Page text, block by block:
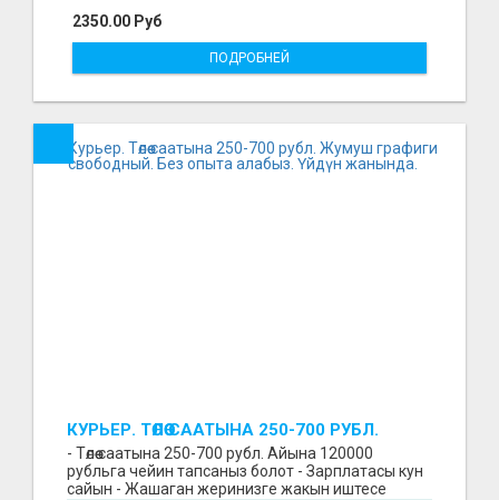
2350.00 Руб
ПОДРОБНЕЙ
КУРЬЕР. ТӨЛӨӨ СААТЫНА 250-700 РУБЛ.
ЖУМУШ ГРАФИГИ СВОБОДНЫЙ. БЕЗ
ОПЫТА АЛАБЫЗ. ҮЙДҮН ЖАНЫНДА.
- Төлөө саатына 250-700 рубл. Айына 120000
рубльга чейин тапсаныз болот - Зарплатасы кун
сайын - Жашаган жеринизге жакын иштесе